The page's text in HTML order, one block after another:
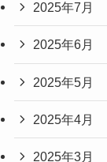
2025年7月
2025年6月
2025年5月
2025年4月
2025年3月